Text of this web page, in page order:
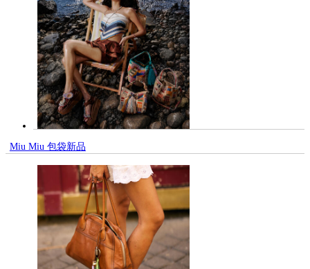
Miu Miu 包袋新品